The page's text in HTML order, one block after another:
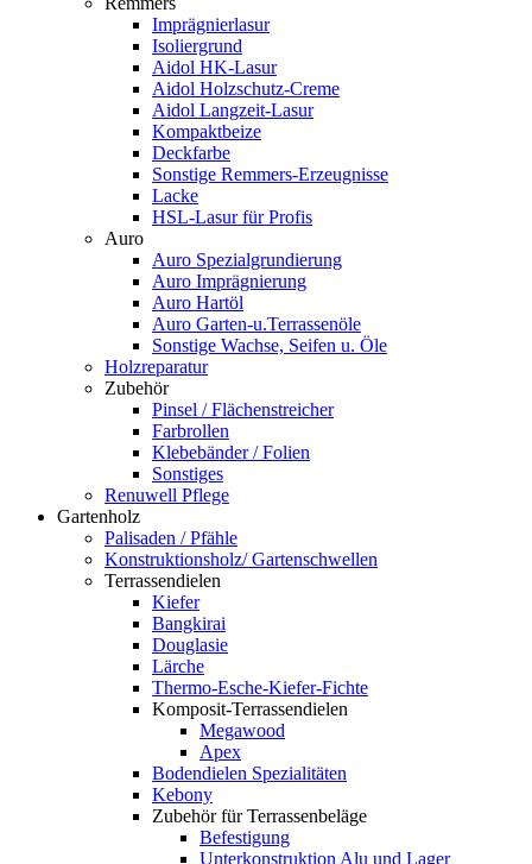
Imprägnierlasur
Isoliergrund
Aidol HK-Lasur
Aidol Holzschutz-Creme
Aidol Langzeit-Lasur
Kompaktbeize
Deckfarbe
Sonstige Remmers-Erzeugnisse
Lacke
HSL-Lasur für Profis
Auro
Auro Spezialgrundierung
Auro Imprägnierung
Auro Hartöl
Auro Garten-u.Terrassenöle
Sonstige Wachse, Seifen u. Öle
Holzreparatur
Zubehör
Pinsel / Flächenstreicher
Farbrollen
Klebebänder / Folien
Sonstiges
Renuwell Pflege
Gartenholz
Palisaden / Pfähle
Konstruktionsholz/ Gartenschwellen
Terrassendielen
Kiefer
Bangkirai
Douglasie
Lärche
Thermo-Esche-Kiefer-Fichte
Komposit-Terrassendielen
Megawood
Apex
Bodendielen Spezialitäten
Kebony
Zubehör für Terrassenbeläge
Befestigung
Unterkonstruktion Alu und Lager